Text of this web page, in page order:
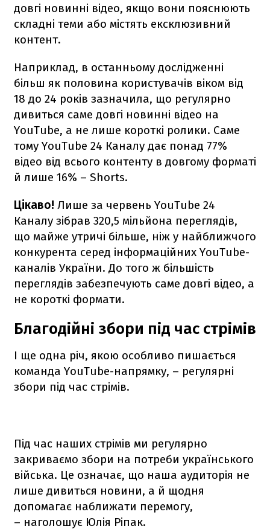
довгі новинні відео, якщо вони пояснюють
складні теми або містять ексклюзивний
контент.
Наприклад, в останньому дослідженні
більш як половина користувачів віком від
18 до 24 років зазначила, що регулярно
дивиться саме довгі новинні відео на
YouTube, а не лише короткі ролики. Саме
тому YouTube 24 Каналу дає понад 77%
відео від всього контенту в довгому форматі
й лише 16% – Shorts.
Цікаво! Лише за червень YouTube 24
Каналу зібрав 320,5 мільйона переглядів,
що майже утричі більше, ніж у найближчого
конкурента серед інформаційних YouTube-
каналів України. До того ж більшість
переглядів забезпечують саме довгі відео, а
не короткі формати.
Благодійні збори під час стрімів
І ще одна річ, якою особливо пишається
команда YouTube-напрямку, – регулярні
збори під час стрімів.
Під час наших стрімів ми регулярно
закриваємо збори на потреби українського
війська. Це означає, що наша аудиторія не
лише дивиться новини, а й щодня
допомагає наближати перемогу,
– наголошує Юлія Ріпак.